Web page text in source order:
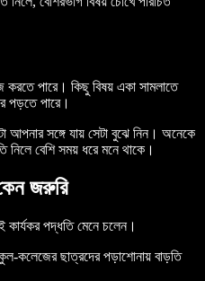
করতে পারে। কিছু বিষয় একা সামলাতে
পড়তে পারে।
সঙ্গে যায় সেটা বুঝে নিন। অনেকে
নিলে বেশি সময় ধরে মনে থাকে।
জরুরি
কার্যকর পদ্ধতি মেনে চলেন।
কলেজের ছাত্রদের পড়াশোনায় বাড়তি